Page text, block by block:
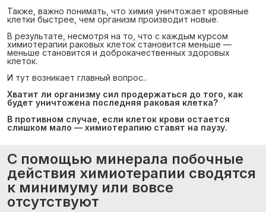
Также, важно понимать, что химия уничтожает кровяные
клетки быстрее, чем организм производит новые.
В результате, несмотря на то, что с каждым курсом
химиотерапии раковых клеток становится меньше —
меньше становится и доброкачественных здоровых
клеток.
И тут возникает главный вопрос..
Хватит ли организму сил продержаться до того, как
будет уничтожена последняя раковая клетка?
В противном случае, если клеток крови остается
слишком мало — химиотерапию ставят на паузу.
С помощью минерала побочные
действия химиотерапии сводятся
к минимуму или вовсе
отсутствуют